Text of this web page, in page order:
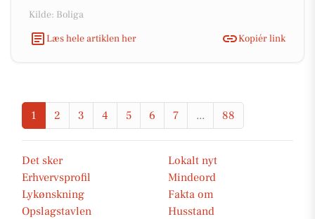
Kilde: Boliga
Læs hele artiklen her
Kopiér link
1 2 3 4 5 6 7 ... 88
Det sker
Lokalt nyt
Erhvervsprofil
Mindeord
Lykønskning
Fakta om
Opslagstavlen
Husstand